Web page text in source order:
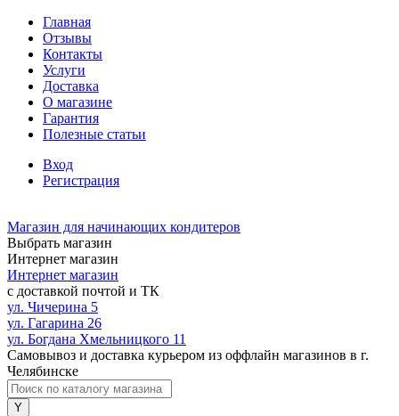
Главная
Отзывы
Контакты
Услуги
Доставка
О магазине
Гарантия
Полезные статьи
Вход
Регистрация
Магазин для начинающих кондитеров
Выбрать магазин
Интернет магазин
Интернет магазин
с доставкой почтой и ТК
ул. Чичерина 5
ул. Гагарина 26
ул. Богдана Хмельницкого 11
Самовывоз и доставка курьером из оффлайн магазинов в г.
Челябинске